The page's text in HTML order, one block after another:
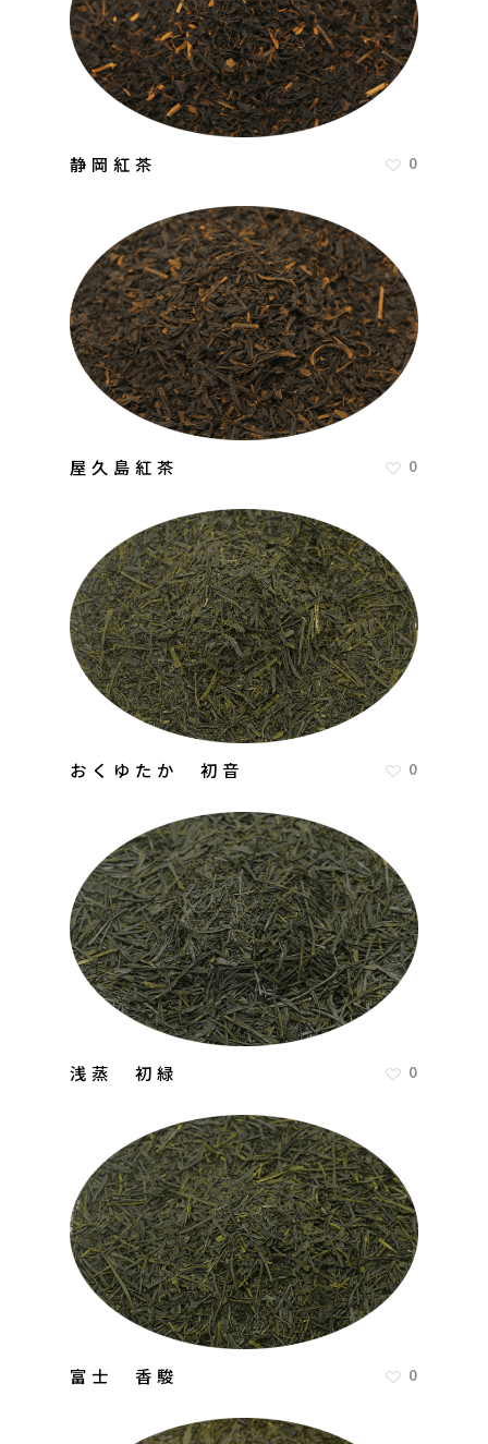
静岡紅茶 0
屋久島紅茶 0
おくゆたか 初音 0
浅蒸 初緑 0
富士 香駿 0